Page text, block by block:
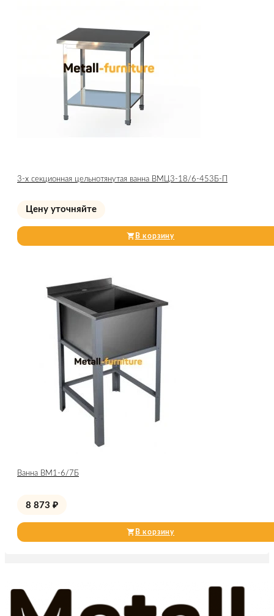
3-х секционная цельнотянутая ванна ВМЦ3-18/6-453Б-П
Цену уточняйте
В корзину
Ванна ВМ1-6/7Б
8 873 ₽
В корзину